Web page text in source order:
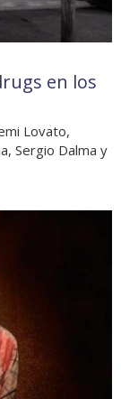
en los
Lovato,
Sergio Dalma y